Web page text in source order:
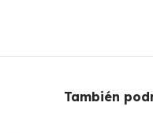
También